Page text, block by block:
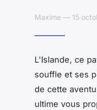
Maxime — 15
L'Islande, ce
souffle et ses
de cette
ultime vous